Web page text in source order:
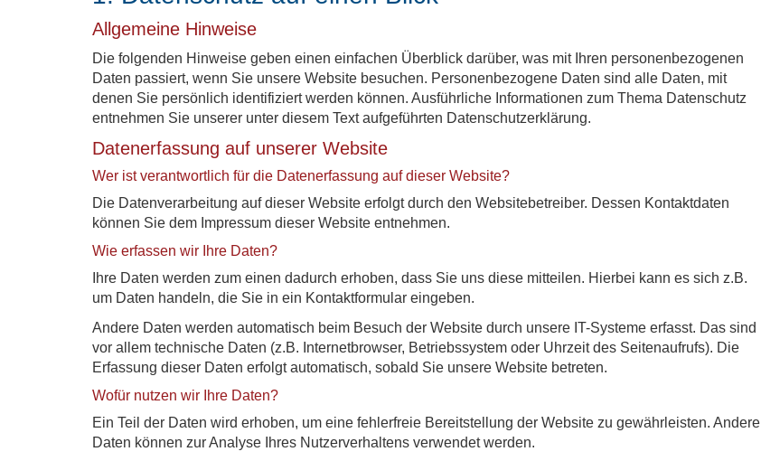
Allgemeine Hinweise
Die folgenden Hinweise geben einen einfachen Überblick darüber, was mit Ihren personenbezogenen
Daten passiert, wenn Sie unsere Website besuchen. Personenbezogene Daten sind alle Daten, mit
denen Sie persönlich identifiziert werden können. Ausführliche Informationen zum Thema Datenschutz
entnehmen Sie unserer unter diesem Text aufgeführten Datenschutzerklärung.
Datenerfassung auf unserer Website
Wer ist verantwortlich für die Datenerfassung auf dieser Website?
Die Datenverarbeitung auf dieser Website erfolgt durch den Websitebetreiber. Dessen Kontaktdaten
können Sie dem Impressum dieser Website entnehmen.
Wie erfassen wir Ihre Daten?
Ihre Daten werden zum einen dadurch erhoben, dass Sie uns diese mitteilen. Hierbei kann es sich z.B.
um Daten handeln, die Sie in ein Kontaktformular eingeben.
Andere Daten werden automatisch beim Besuch der Website durch unsere IT-Systeme erfasst. Das sind
vor allem technische Daten (z.B. Internetbrowser, Betriebssystem oder Uhrzeit des Seitenaufrufs). Die
Erfassung dieser Daten erfolgt automatisch, sobald Sie unsere Website betreten.
Wofür nutzen wir Ihre Daten?
Ein Teil der Daten wird erhoben, um eine fehlerfreie Bereitstellung der Website zu gewährleisten. Andere
Daten können zur Analyse Ihres Nutzerverhaltens verwendet werden.